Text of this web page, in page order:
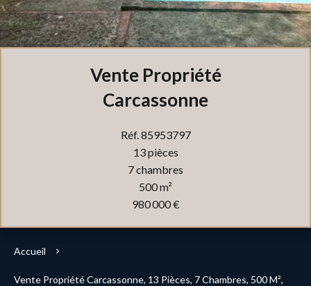
Vente Propriété
Carcassonne
Réf. 85953797
13 pièces
7 chambres
500 m²
980 000 €
Accueil
Vente Propriété Carcassonne, 13 Pièces, 7 Chambres, 500 M²,